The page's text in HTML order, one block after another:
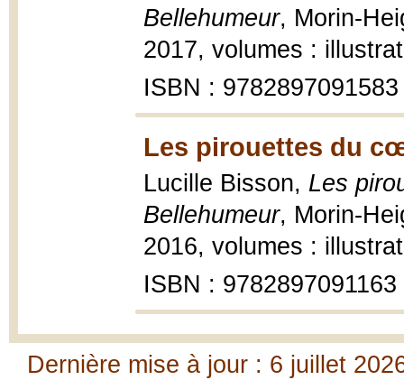
Bellehumeur, Morin-
2017, volumes :
ISBN : 9782897091583
Les pirouettes du
Lucille Bisson, Les
Bellehumeur, Morin-
2016, volumes :
ISBN : 9782897091163
Dernière mise à jour : 6 juillet